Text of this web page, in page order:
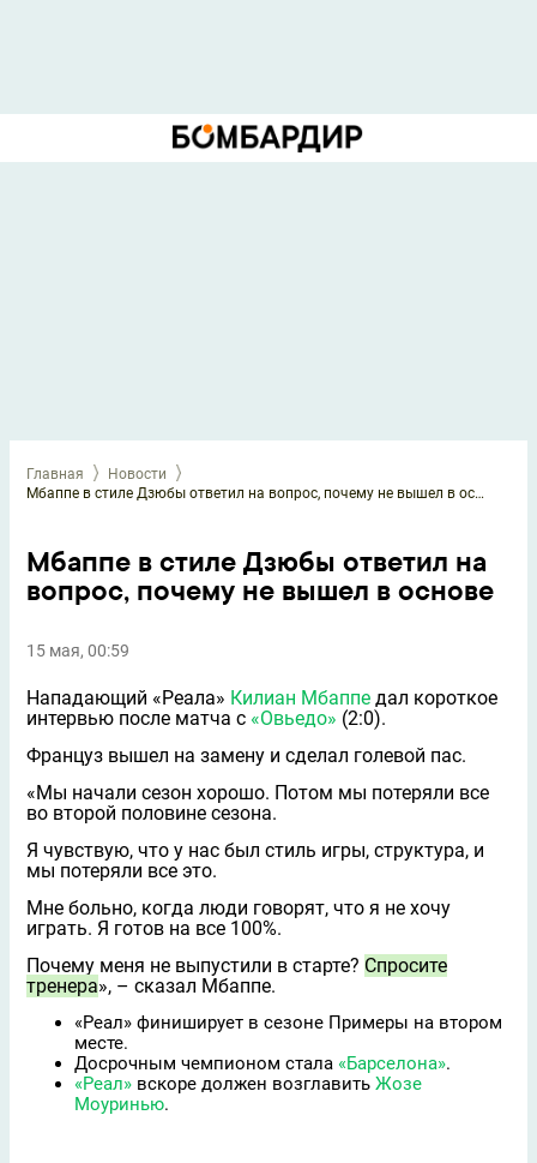
Главная
Новости
Мбаппе в стиле Дзюбы ответил на вопрос, почему не вышел в основе
Мбаппе в стиле Дзюбы ответил на
вопрос, почему не вышел в основе
15 мая, 00:59
Нападающий «Реала» Килиан Мбаппе дал короткое
интервью после матча с «Овьедо» (2:0).
Француз вышел на замену и сделал голевой пас.
«Мы начали сезон хорошо. Потом мы потеряли всe
во второй половине сезона.
Я чувствую, что у нас был стиль игры, структура, и
мы потеряли всe это.
Мне больно, когда люди говорят, что я не хочу
играть. Я готов на все 100%.
Почему меня не выпустили в старте? Спросите
тренера», – сказал Мбаппе.
«Реал» финиширует в сезоне Примеры на втором
месте.
Досрочным чемпионом стала «Барселона».
«Реал» вскоре должен возглавить Жозе
Моуринью.